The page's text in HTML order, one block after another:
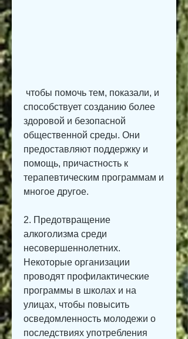
способствует созданию более
здоровой и безопасной
общественной среды. Они
предоставляют поддержку и
помощь, причастность к
терапевтическим программам и
многое другое.
2. Предотвращение
алкоголизма среди
несовершеннолетних.
Некоторые организации
проводят профилактические
программы в школах и на
улицах, чтобы повысить
осведомленность молодежи о
последствиях употребления